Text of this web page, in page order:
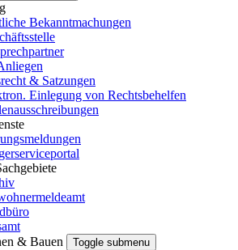
Bekanntmachungen
& Satzungen
Einlegung von Rechtsbehelfen
& Bauen
Toggle submenu